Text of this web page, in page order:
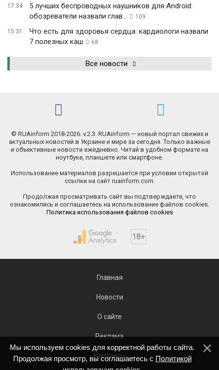
17:34
5 лучших беспроводных наушников для Android:
обозреватели назвали глав...
109
15:31
Что есть для здоровья сердца: кардиологи назвали
7 полезных каш
68
Все новости
© RUAinform 2018-2026. v.2.3. RUAinform — новый портал свежих и
актуальных новостей в Украине и мире за сегодня. Только важные
и объективные новости ежедневно. Читай в удобном формате на
ноутбуке, планшете или смартфоне.
Использование материалов разрешается при условии открытой
ссылки на сайт ruainform.com.
Продолжая просматривать сайт вы подтверждаете, что
ознакомились и соглашаетесь на использование файлов cookies.
Политика использования файлов cookies
18+
Главная
Новости
О сайте
Реклама
Контакты
Мы используем cookies для корректной работы сайта.
Продолжая просмотр, вы соглашаетесь с Политикой